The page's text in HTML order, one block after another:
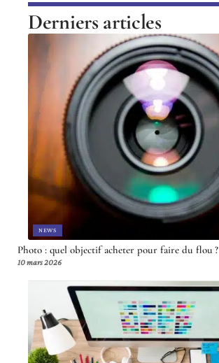
Derniers articles
NEWS
Photo : quel objectif acheter pour faire du flou ?
10 mars 2026